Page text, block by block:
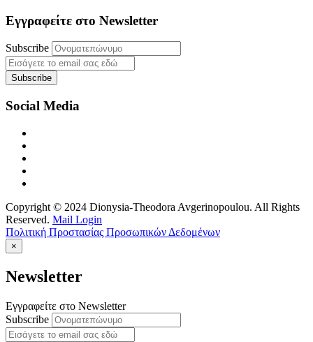
Εγγραφείτε στο Newsletter
Subscribe
Social Media
Copyright © 2024 Dionysia-Theodora Avgerinopoulou. All Rights
Reserved. Mail Login
Πολιτική Προστασίας Προσωπικών Δεδομένων
×
Newsletter
Εγγραφείτε στο Newsletter
Subscribe